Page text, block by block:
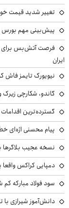
تغییر شدید قیمت خودروهای
پیش‌بینی مهم بورس امروز
فرصت آتش‌بس برای
ایران
نیویورک تایمز فاش
گاندو، شکارچی زیرک
گسترده‌ترین
پیام محسنی اژه‌ای
نسخه عجیب بلاگرها
دمپایی کراکس
سود فولاد مبارکه
دانش‌آموز شیرازی با